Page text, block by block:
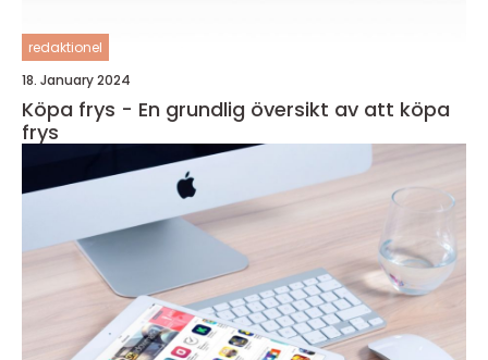
redaktionel
18. January 2024
Köpa frys - En grundlig översikt av att köpa
frys